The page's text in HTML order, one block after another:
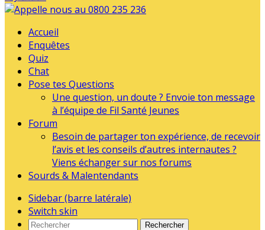
Accueil
Enquêtes
Quiz
Chat
Pose tes Questions
Une question, un doute ? Envoie ton message
à l’équipe de Fil Santé Jeunes
Forum
Besoin de partager ton expérience, de recevoir
l’avis et les conseils d’autres internautes ?
Viens échanger sur nos forums
Sourds & Malentendants
Sidebar (barre latérale)
Switch skin
Rechercher